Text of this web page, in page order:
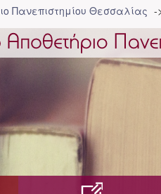
Πανεπιστημίου Θεσσαλίας